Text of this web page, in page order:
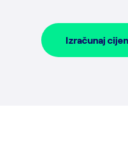
Izračunaj